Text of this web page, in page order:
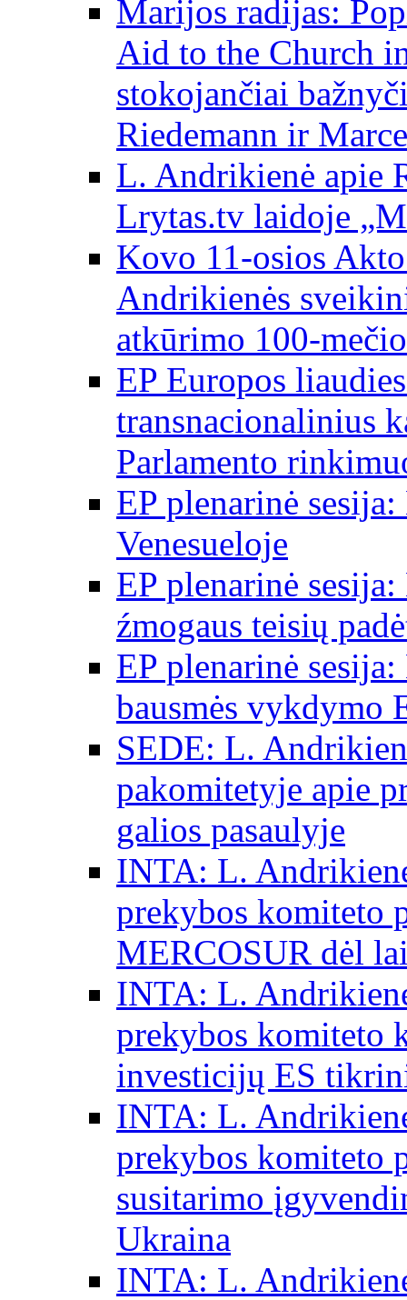
Marijos radijas:
Aid to the Church
stokojančiai
Riedemann ir
L. Andrikienė apie
Lrytas.tv laidoje
Kovo 11-osios
Andrikienės
atkūrimo 100-
EP Europos
transnacionalinius
Parlamento
EP plenarinė
Venesueloje
EP plenarinė
źmogaus teisių
EP plenarinė
bausmės vykdymo
SEDE: L.
pakomitetyje apie
galios pasaulyje
INTA: L.
prekybos komiteto
MERCOSUR dėl
INTA: L.
prekybos komiteto
investicijų ES
INTA: L.
prekybos komiteto
susitarimo
Ukraina
INTA: L.